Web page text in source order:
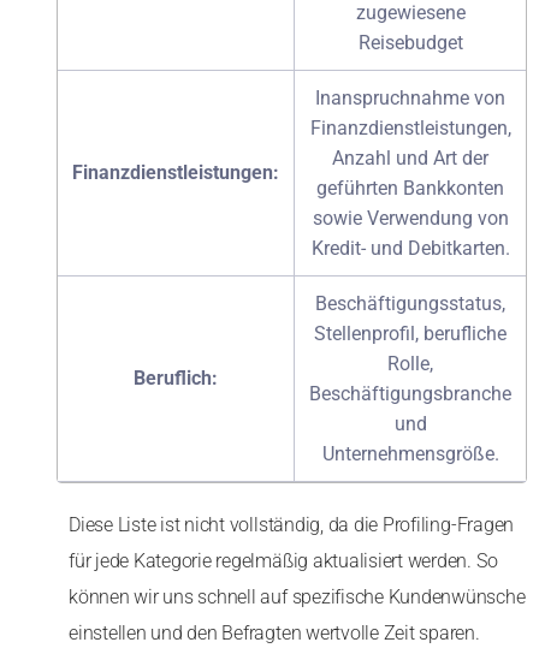
zugewiesene
Reisebudget
Finanzdienstleistungen:
Inanspruchnahme von
Finanzdienstleistungen,
Anzahl und Art der
geführten Bankkonten
sowie Verwendung von
Kredit- und Debitkarten.
Beruflich:
Beschäftigungsstatus,
Stellenprofil, berufliche
Rolle,
Beschäftigungsbranche
und
Unternehmensgröße.
Diese Liste ist nicht vollständig, da die Profiling-Fragen
für jede Kategorie regelmäßig aktualisiert werden. So
können wir uns schnell auf spezifische Kundenwünsche
einstellen und den Befragten wertvolle Zeit sparen.